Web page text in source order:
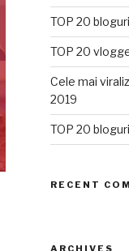
TOP 20
TOP 20
Cele mai
2019
TOP 20
RECENT